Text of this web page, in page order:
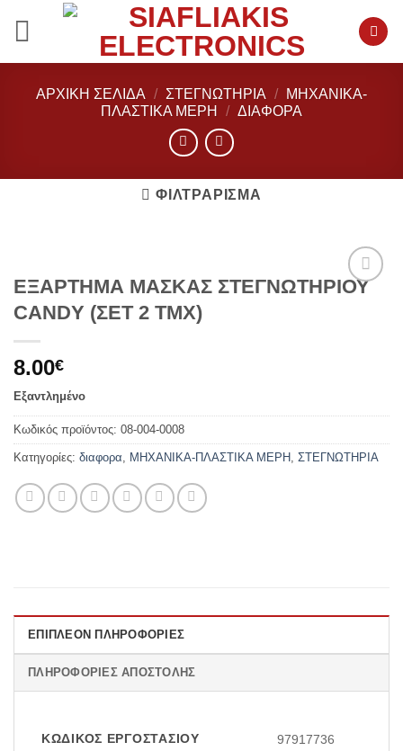
ΑΡΧΙΚΉ ΣΕΛΊΔΑ / ΣΤΕΓΝΩΤΗΡΙΑ /
ΜΗΧΑΝΙΚΑ-
ΠΛΑΣΤΙΚΑ ΜΕΡΗ
/ ΔΙΑΦΟΡΑ
ΦΙΛΤΡΆΡΙΣΜΑ
ΕΞΑΡΤΗΜΑ ΜΑΣΚΑΣ ΣΤΕΓΝΩΤΗΡΙΟΥ
CANDY (ΣΕΤ 2 ΤΜΧ)
8.00€
Εξαντλημένο
Κωδικός προϊόντος: 08-004-0008
Κατηγορίες: διαφορα ΜΗΧΑΝΙΚΑ-ΠΛΑΣΤΙΚΑ ΜΕΡΗ ΣΤΕΓΝΩΤΗΡΙΑ
ΕΠΙΠΛΈΟΝ ΠΛΗΡΟΦΟΡΊΕΣ
ΠΛΗΡΟΦΟΡΊΕΣ ΑΠΟΣΤΟΛΉΣ
ΚΩΔΙΚΌΣ ΕΡΓΟΣΤΑΣΊΟΥ 97917736